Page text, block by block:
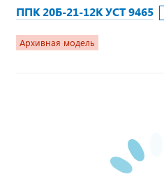
ППК 20Б-21-12К УСТ 9465
Архивная модель